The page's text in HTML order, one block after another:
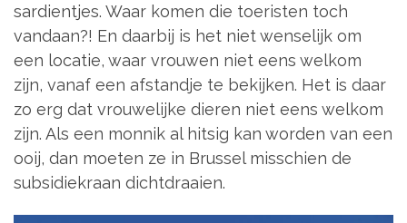
sardientjes. Waar komen die toeristen toch
vandaan?! En daarbij is het niet wenselijk om
een locatie, waar vrouwen niet eens welkom
zijn, vanaf een afstandje te bekijken. Het is daar
zo erg dat vrouwelijke dieren niet eens welkom
zijn. Als een monnik al hitsig kan worden van een
ooij, dan moeten ze in Brussel misschien de
subsidiekraan dichtdraaien.